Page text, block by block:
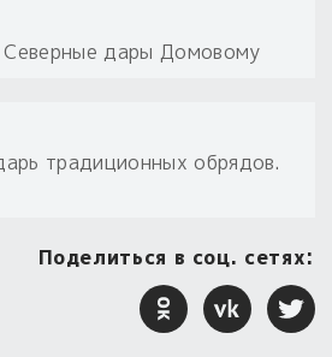
Северные дары Домовому
традиционных обрядов.
Поделиться в соц. сетях: